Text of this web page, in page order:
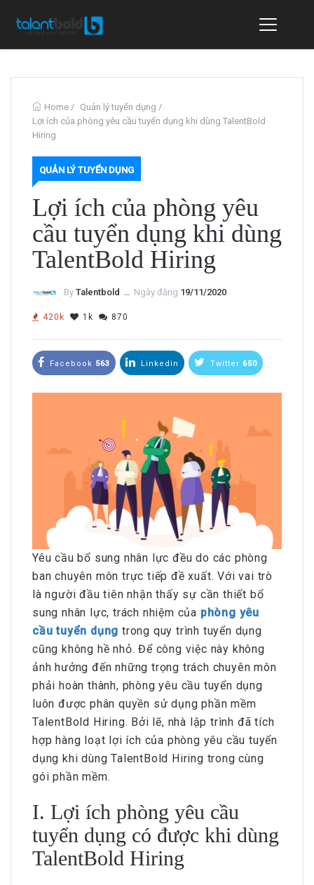
Home / Quản lý tuyển dụng /
Lợi ích của phòng yêu cầu tuyển dụng khi dùng TalentBold
Hiring
QUẢN LÝ TUYỂN DỤNG
Lợi ích của phòng yêu
cầu tuyển dụng khi dùng
TalentBold Hiring
By Talentbold ــ Ngày đăng 19/11/2020
420k 1k 870
Facebook 563 Linkedin Twitter 650
Yêu cầu bổ sung nhân lực đều do các phòng
ban chuyên môn trực tiếp đề xuất. Với vai trò
là người đầu tiên nhận thấy sự cần thiết bổ
sung nhân lực, trách nhiệm của phòng yêu
cầu tuyển dụng trong quy trình tuyển dụng
cũng không hề nhỏ. Để công việc này không
ảnh hưởng đến những trọng trách chuyên môn
phải hoàn thành, phòng yêu cầu tuyển dụng
luôn được phân quyền sử dụng phần mềm
TalentBold Hiring. Bởi lẽ, nhà lập trình đã tích
hợp hàng loạt lợi ích của phòng yêu cầu tuyển
dụng khi dùng TalentBold Hiring trong cùng
gói phần mềm.
I. Lợi ích phòng yêu cầu
tuyển dụng có được khi dùng
TalentBold Hiring